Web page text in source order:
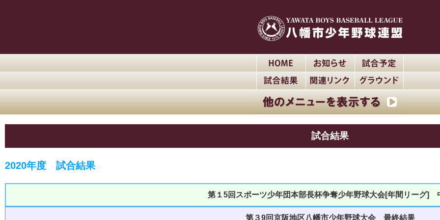
試合結果
2020年度 試合結果
第１5回スポーツ少年団本部長杯争奪少年野球大会[年間リーグ]
第３9回京阪地区八幡市少年野球大会 最終結果